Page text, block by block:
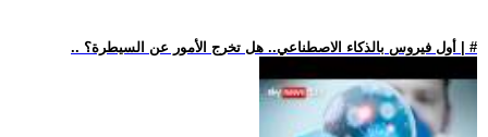
.. أول فيروس بالذكاء الاصطناعي.. هل تخرج الأمور عن السيطرة؟ | #